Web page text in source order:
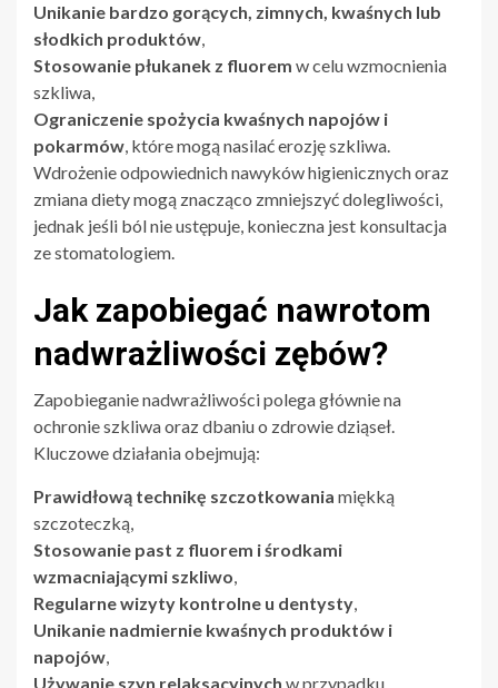
Unikanie bardzo gorących, zimnych, kwaśnych lub
słodkich produktów,
Stosowanie płukanek z fluorem w celu wzmocnienia
szkliwa,
Ograniczenie spożycia kwaśnych napojów i
pokarmów, które mogą nasilać erozję szkliwa.
Wdrożenie odpowiednich nawyków higienicznych oraz
zmiana diety mogą znacząco zmniejszyć dolegliwości,
jednak jeśli ból nie ustępuje, konieczna jest konsultacja
ze stomatologiem.
Jak zapobiegać nawrotom
nadwrażliwości zębów?
Zapobieganie nadwrażliwości polega głównie na
ochronie szkliwa oraz dbaniu o zdrowie dziąseł.
Kluczowe działania obejmują:
Prawidłową technikę szczotkowania miękką
szczoteczką,
Stosowanie past z fluorem i środkami
wzmacniającymi szkliwo,
Regularne wizyty kontrolne u dentysty,
Unikanie nadmiernie kwaśnych produktów i
napojów,
Używanie szyn relaksacyjnych w przypadku